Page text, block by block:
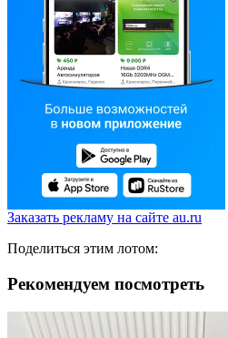
Заказать рекламу на сайте au.ru
Поделиться этим лотом:
Рекомендуем посмотреть